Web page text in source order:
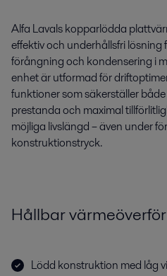
Alfa Lavals kopparlödda
effektiv och underhållsfri
förångning och kondensering i
enhet är utformad för
funktioner som säkerställer
prestanda och maximal
möjliga livslängd – även under
konstruktionstryck.
Hållbar
Lödd konstruktion med låg